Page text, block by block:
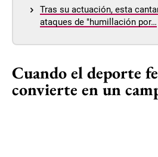
Tras su actuación, esta
ataques de "humillación por…
Cuando el deporte
convierte en un